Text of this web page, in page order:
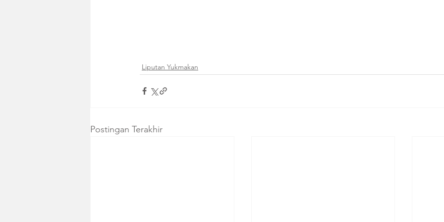
Liputan Yukmakan
Postingan Terakhir